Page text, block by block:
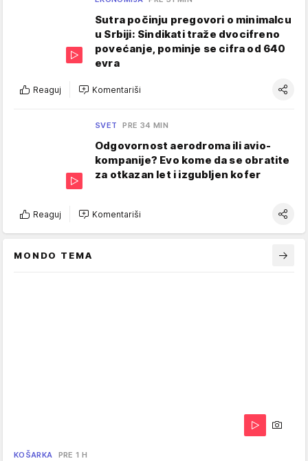
Sutra počinju pregovori o minimalcu
u Srbiji: Sindikati traže dvocifreno
povećanje, pominje se cifra od 640
evra
Reaguj Komentariši
SVET PRE 34 MIN
Odgovornost aerodroma ili avio-
kompanije? Evo kome da se obratite
za otkazan let i izgubljen kofer
Reaguj Komentariši
MONDO TEMA
KOŠARKA PRE 1 H